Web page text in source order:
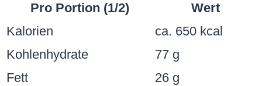
Pro Portion (1/2)
Wert
Kalorien
ca. 650 kcal
Kohlenhydrate
77 g
Fett
26 g